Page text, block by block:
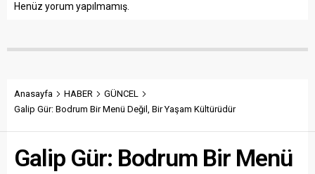
Henüz yorum yapılmamış.
Anasayfa HABER
GÜNCEL
Galip Gür: Bodrum Bir Menü Değil, Bir Yaşam Kültürüdür
Galip Gür: Bodrum Bir Menü